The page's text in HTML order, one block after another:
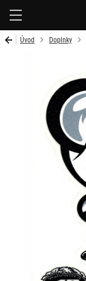
Úvod Doplnky